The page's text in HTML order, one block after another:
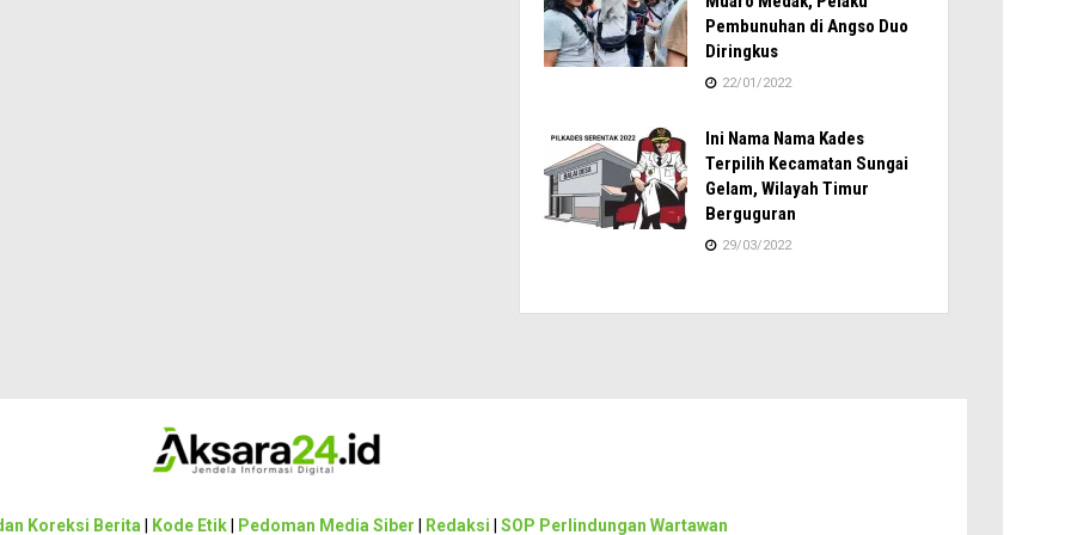
Pembunuhan di Angso Duo
Diringkus
22/01/2022
Ini Nama Nama Kades
Terpilih Kecamatan Sungai
Gelam, Wilayah Timur
Berguguran
29/03/2022
Koreksi Berita Kode Etik Pedoman Media Siber Redaksi SOP Perlindungan Wartawan